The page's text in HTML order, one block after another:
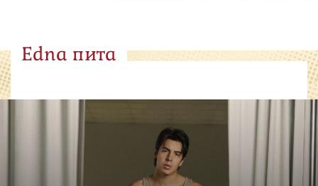
Edna пита